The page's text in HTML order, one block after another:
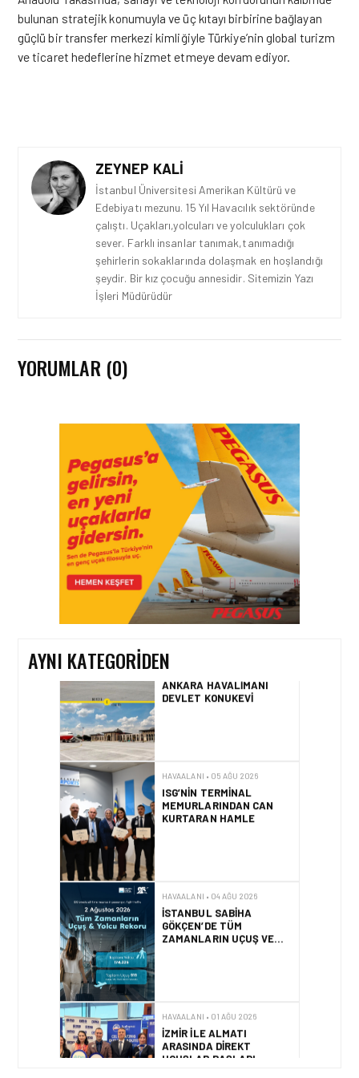
bulunan stratejik konumuyla ve üç kıtayı birbirine bağlayan
güçlü bir transfer merkezi kimliğiyle Türkiye’nin global turizm
ve ticaret hedeflerine hizmet etmeye devam ediyor.
ZEYNEP KALI
İstanbul Üniversitesi Amerikan Kültürü ve
Edebiyatı mezunu. 15 Yıl Havacılık sektöründe
çalıştı. Uçakları,yolcuları ve yolculukları çok
sever. Farklı insanlar tanımak,tanımadığı
şehirlerin sokaklarında dolaşmak en hoşlandığı
şeydir. Bir kız çocuğu annesidir. Sitemizin Yazı
İşleri Müdürüdür
YORUMLAR (0)
AYNI KATEGORIDEN
HAVAALANI • 05 AĞU 2026
İSTANBUL VALI
YARDIMCISI BEKIR
DINKIRCI’DEN KONTROL
KULESI’NE ZIYARET
HAVAALANI • 05 AĞU 2026
TASARIMDAN GERÇEĞE:
ANKARA HAVALIMANI
DEVLET KONUKEVI
HAVAALANI • 05 AĞU 2026
ISG’NIN TERMINAL
HAVAALANI • 04 AĞU 2026
İSTANBUL SABIHA
HAVAALANI • 01 AĞU 2026
İZMIR ILE ALMATI
HAVAALANI • 31 TEM 2026
DALAMAN